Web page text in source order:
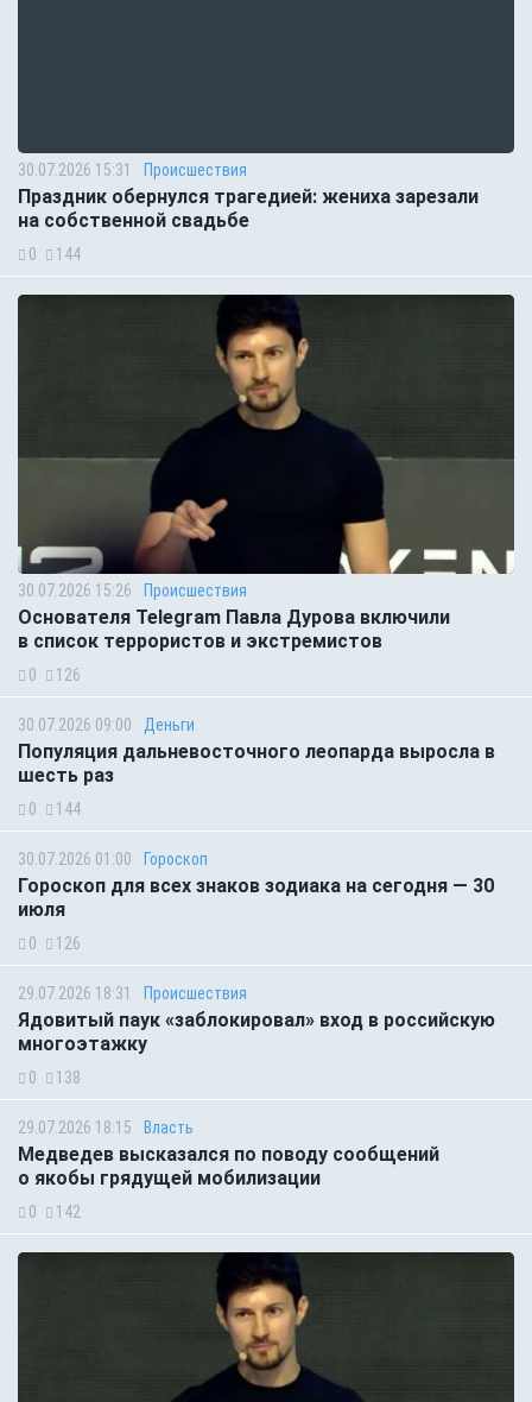
30.07.2026 15:31 Происшествия
Праздник обернулся трагедией: жениха зарезали
на собственной свадьбе
0 144
30.07.2026 15:26 Происшествия
Основателя Telegram Павла Дурова включили
в список террористов и экстремистов
0 126
30.07.2026 09:00 Деньги
Популяция дальневосточного леопарда выросла в
шесть раз
0 144
30.07.2026 01:00 Гороскоп
Гороскоп для всех знаков зодиака на сегодня — 30
июля
0 126
29.07.2026 18:31 Происшествия
Ядовитый паук «заблокировал» вход в российскую
многоэтажку
0 138
29.07.2026 18:15 Власть
Медведев высказался по поводу сообщений
о якобы грядущей мобилизации
0 142